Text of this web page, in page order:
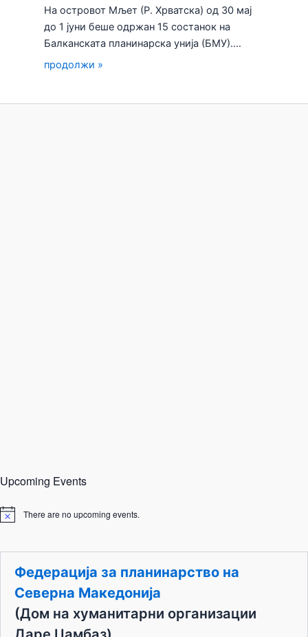
На островот Мљет (Р. Хрватска) од 30 мај
до 1 јуни беше одржан 15 состанок на
Балканската планинарска унија (БМУ).…
продолжи »
Upcoming Events
N
i
There are no upcoming events.
Федерација за планинарство на
Северна Македонија
(Дом на хуманитарни организации